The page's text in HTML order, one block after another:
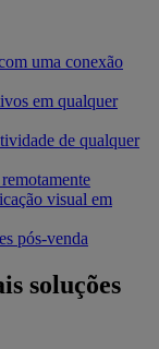
uma conexão
em qualquer
de qualquer
visual em
pós-venda
soluções